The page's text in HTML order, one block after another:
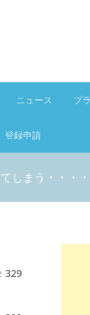
ニュース プ
登録申請
しまう・・・・
329